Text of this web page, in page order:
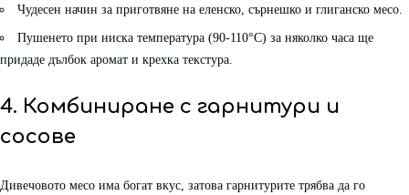
Чудесен начин за приготвяне на еленско, сърнешко и глиганско месо.
Пушенето при ниска температура (90-110°C) за няколко часа ще
придаде дълбок аромат и крехка текстура.
4. Комбиниране с гарнитури и
сосове
Дивечовото месо има богат вкус, затова гарнитурите трябва да го